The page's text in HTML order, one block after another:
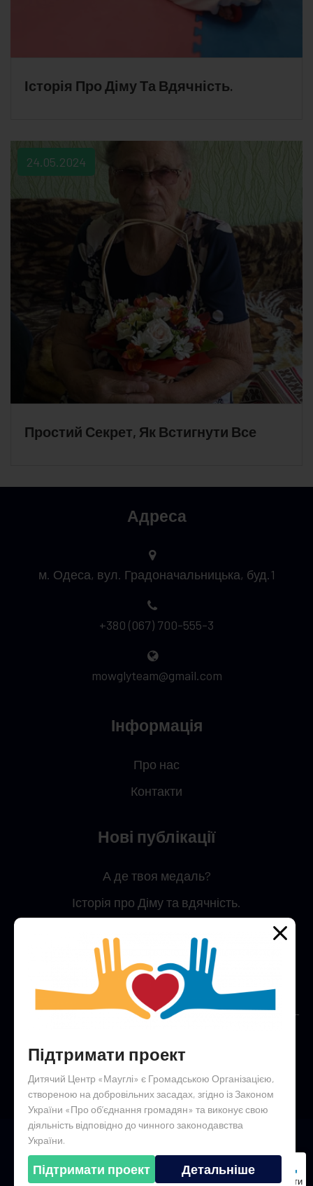
Історія Про Діму Та Вдячність.
24.05.2024
Простий Секрет, Як Встигнути Все
Адреса
м. Одеса, вул. Градоначальницька, буд.1
+380 (067) 700-555-3
mowglyteam@gmail.com
Інформація
Про нас
Контакти
Нові публікації
А де твоя медаль?
Історія про Діму та вдячність.
Анонси подій
Конкурс малюнку крейдою на асфальті “Україна –
Гостинна юрта незламності
(Розроблено за фінансової підтримки Razom, Ink.)
Підтримати проект
Дитячий Центр «Мауглі» є Громадською Організацією,
створеною на добровільних засадах, згідно із Законом
України «Про об’єднання громадян» та виконує свою
діяльність відповідно до чинного законодавства
України.
Підтримати проект Детальніше
Підтримати